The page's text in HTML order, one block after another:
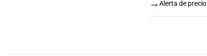
→ Alerta de precio